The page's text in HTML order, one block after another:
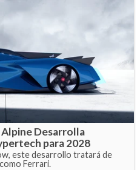
Alpine Desarrolla
para 2028
este desarrollo tratará de
Ferrari.